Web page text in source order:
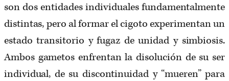
son dos entidades individuales fundamentalmente
distintas, pero al formar el cigoto experimentan un
estado transitorio y fugaz de unidad y simbiosis.
Ambos gametos enfrentan la disolución de su ser
individual, de su discontinuidad y “mueren” para